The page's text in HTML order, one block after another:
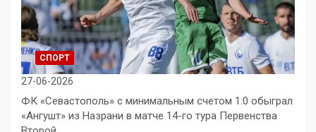
СПОРТ
27-06-2026
ФК «Севастополь» с минимальным счетом 1:0 обыграл
«Ангушт» из Назрани в матче 14-го тура Первенства